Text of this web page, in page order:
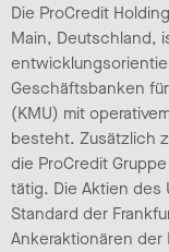
Die ProCredit
Main, Deutschland,
Geschäftsbanken
(KMU) mit
besteht. Zusätzlich
die ProCredit
tätig. Die Aktien des
Standard der
Ankeraktionären der